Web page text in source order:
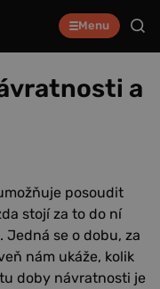
Menu
a
posoudit
stojí za to do ní
Jedná se o dobu, za
nám ukáže, kolik
doby návratnosti je